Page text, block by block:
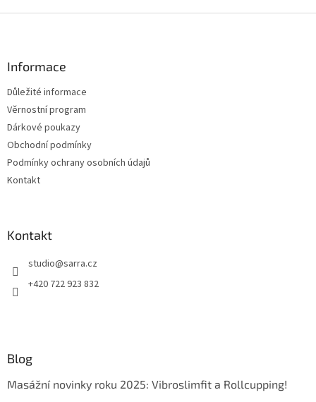
Informace
Důležité informace
Věrnostní program
Dárkové poukazy
Obchodní podmínky
Podmínky ochrany osobních údajů
Kontakt
Kontakt
studio@sarra.cz
+420 722 923 832
Blog
Masážní novinky roku 2025: Vibroslimfit a Rollcupping!